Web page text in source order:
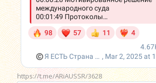
https://t.me/ARiAUSSR/3628